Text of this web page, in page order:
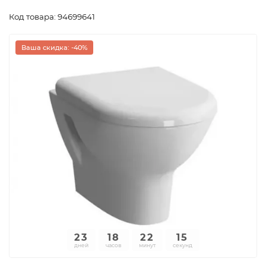
Код товара: 94699641
Ваша скидка: -40%
23
дней
18
часов
22
минут
15
секунд